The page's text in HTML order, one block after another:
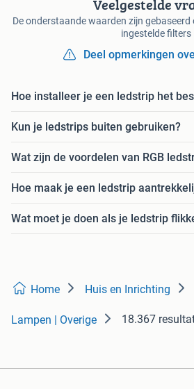
Veelgestelde
De onderstaande waarden zijn
ingestelde filters
Deel opmerkingen
Hoe installeer je een ledstrip het
Kun je ledstrips buiten gebruiken?
Wat zijn de voordelen van RGB
Hoe maak je een ledstrip
Wat moet je doen als je ledstrip
Home Huis en Inrichting
Lampen | Overige 18.367